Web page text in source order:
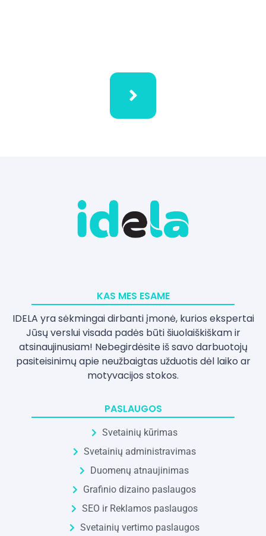
KAS MES ESAME
IDELA yra sėkmingai dirbanti įmonė, kurios ekspertai
Jūsų verslui visada padės būti šiuolaiškiškam ir
atsinaujinusiam! Nebegirdėsite iš savo darbuotojų
pasiteisinimų apie neužbaigtas užduotis dėl laiko ar
motyvacijos stokos.
PASLAUGOS
Svetainių kūrimas
Svetainių administravimas
Duomenų atnaujinimas
Grafinio dizaino paslaugos
SEO ir Reklamos paslaugos
Svetainių vertimo paslaugos